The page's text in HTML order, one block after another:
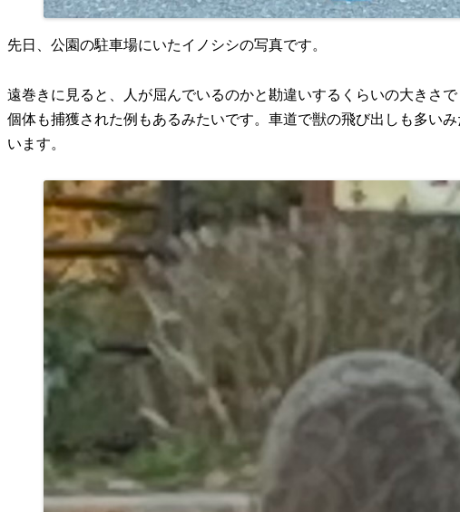
先日、公園の駐車場にいたイノシシの写真です。
遠巻きに見ると、人が屈んでいるのかと勘違いするくらいの大きさ
個体も捕獲された例もあるみたいです。車道で獣の飛び出しも多い
います。